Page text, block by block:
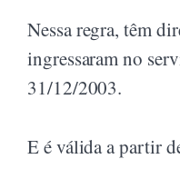
Nessa regra, têm
ingressaram no
31/12/2003.
E é válida a partir